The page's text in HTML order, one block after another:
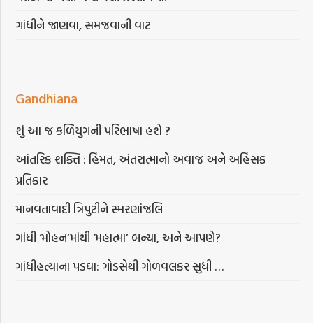
ગાંધીને જાણવા, સમજવાની વાટ
Gandhiana
શું આ જ કળિયુગની પરિભાષા હશે ?
આંતરિક શક્તિ : હિંમત, અંતરાત્માનો અવાજ અને અહિંસક
પ્રતિકાર
માનવતાવાદી ત્રિપુટીને સ્મરણાંજલિ
ગાંધી ‘મોહન’માંથી ‘મહાત્મા’ બન્યા, અને આપણે?
ગાંધીહત્યાના પડઘા: ગોડસેથી ગોળવલકર સુધી …